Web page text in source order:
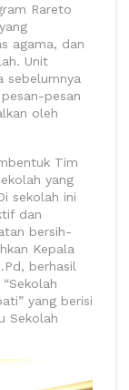
Rareto
agama, dan
Unit
sebelumnya
pesan
oleh
Tim
yang
sekolah ini
dan
bersih-
Kepala
berhasil
yang berisi
Sekolah